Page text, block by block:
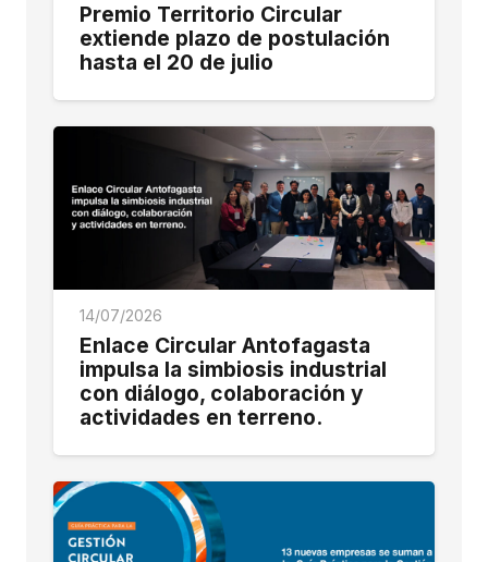
Premio Territorio Circular
extiende plazo de postulación
hasta el 20 de julio
14/07/2026
Enlace Circular Antofagasta
impulsa la simbiosis industrial
con diálogo, colaboración y
actividades en terreno.